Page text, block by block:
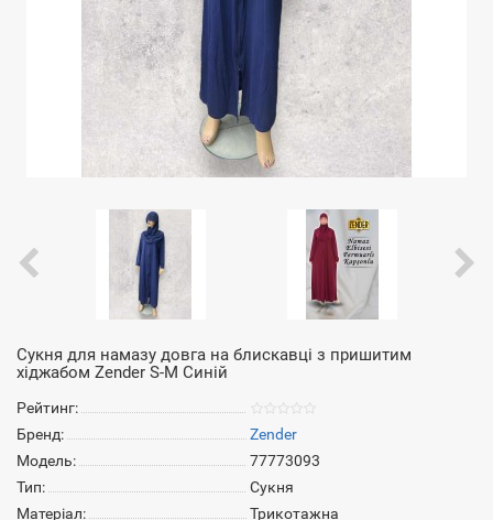
Сукня для намазу довга на блискавці з пришитим
хіджабом Zender S-M Синій
Рейтинг:
Бренд:
Zender
Модель:
77773093
Тип:
Сукня
Матеріал:
Трикотажна